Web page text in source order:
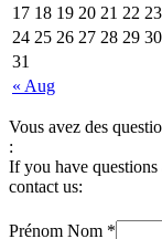
« Aug
17 18 19 20 21 22 23
24 25 26 27 28 29 30
31
Vous avez des
:
If you have questions
contact us:
Prénom Nom *